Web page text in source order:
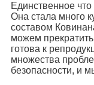
Единственное что
Она стала много
составом
можем
готова к
множества
безопасности, и